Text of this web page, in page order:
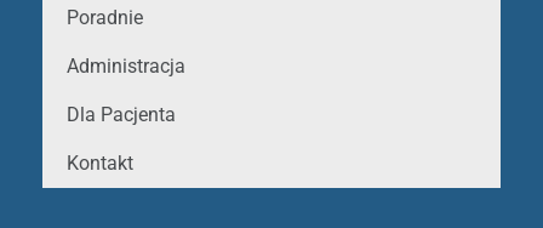
Poradnie
Administracja
Dla Pacjenta
Kontakt